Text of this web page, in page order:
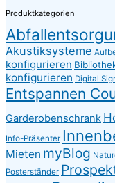
Produktkategorien
Akustiksysteme
konfigurieren
konfigurieren Digital
Entspannen
Garderobenschrank
Info-Präsenter
Mieten myBlog
Posterständer